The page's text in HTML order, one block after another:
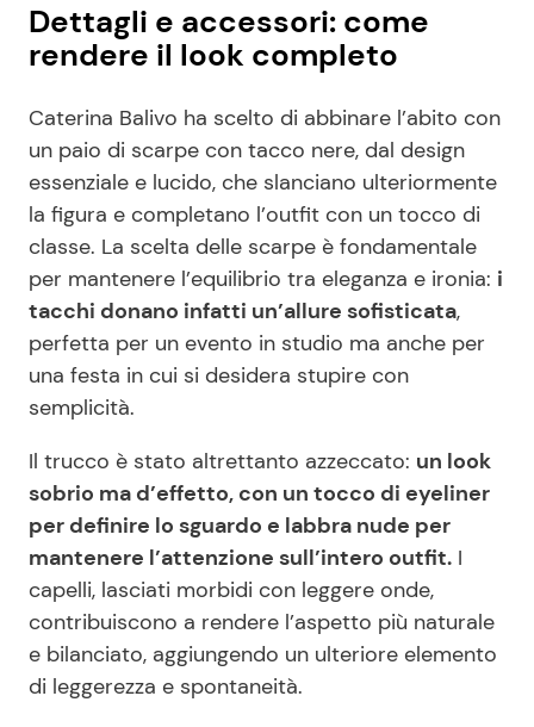
Dettagli e accessori: come
rendere il look completo
Caterina Balivo ha scelto di abbinare l’abito con
un paio di scarpe con tacco nere, dal design
essenziale e lucido, che slanciano ulteriormente
la figura e completano l’outfit con un tocco di
classe. La scelta delle scarpe è fondamentale
per mantenere l’equilibrio tra eleganza e ironia: i
tacchi donano infatti un’allure sofisticata,
perfetta per un evento in studio ma anche per
una festa in cui si desidera stupire con
semplicità.
Il trucco è stato altrettanto azzeccato: un look
sobrio ma d’effetto, con un tocco di eyeliner
per definire lo sguardo e labbra nude per
mantenere l’attenzione sull’intero outfit. I
capelli, lasciati morbidi con leggere onde,
contribuiscono a rendere l’aspetto più naturale
e bilanciato, aggiungendo un ulteriore elemento
di leggerezza e spontaneità.